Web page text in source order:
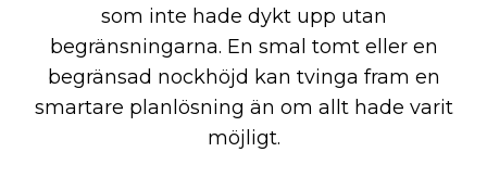
som inte hade dykt upp utan
begränsningarna. En smal tomt eller en
begränsad nockhöjd kan tvinga fram en
smartare planlösning än om allt hade varit
möjligt.